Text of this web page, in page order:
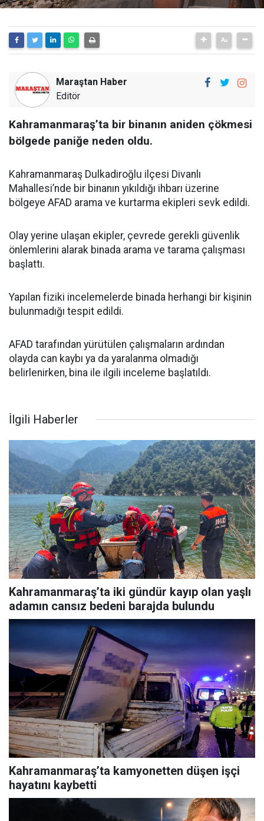
Maraştan Haber
Editör
Kahramanmaraş’ta bir binanın aniden çökmesi
bölgede paniğe neden oldu.
Kahramanmaraş Dulkadiroğlu ilçesi Divanlı
Mahallesi’nde bir binanın yıkıldığı ihbarı üzerine
bölgeye AFAD arama ve kurtarma ekipleri sevk edildi.
Olay yerine ulaşan ekipler, çevrede gerekli güvenlik
önlemlerini alarak binada arama ve tarama çalışması
başlattı.
Yapılan fiziki incelemelerde binada herhangi bir kişinin
bulunmadığı tespit edildi.
AFAD tarafından yürütülen çalışmaların ardından
olayda can kaybı ya da yaralanma olmadığı
belirlenirken, bina ile ilgili inceleme başlatıldı.
İlgili Haberler
Kahramanmaraş’ta iki gündür kayıp olan yaşlı
adamın cansız bedeni barajda bulundu
Kahramanmaraş’ta kamyonetten düşen işçi
hayatını kaybetti